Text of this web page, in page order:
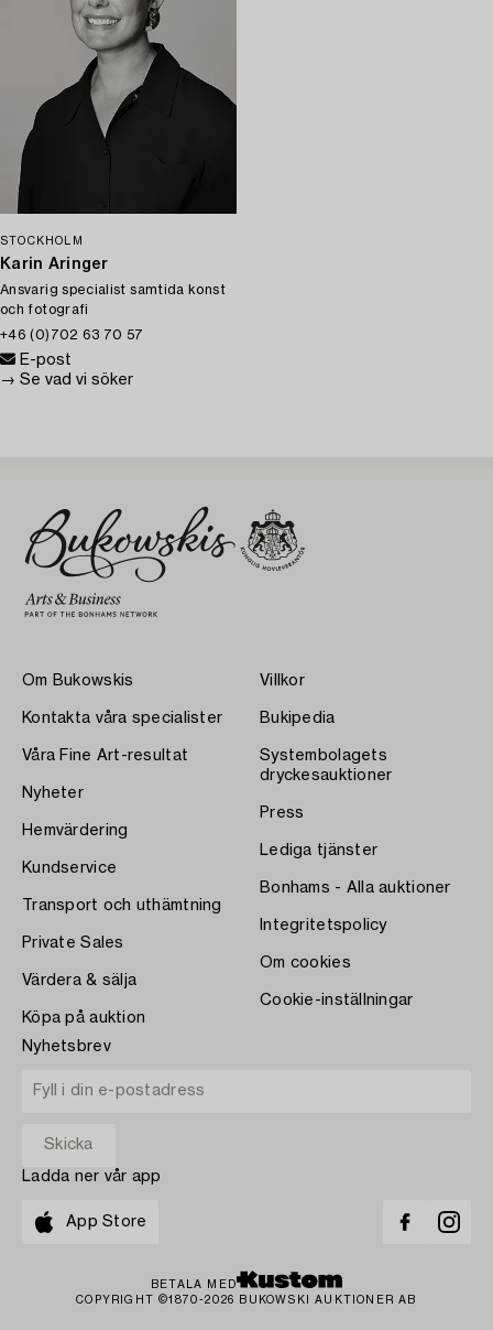
STOCKHOLM
Karin Aringer
Ansvarig specialist samtida konst
och fotografi
+46 (0)702 63 70 57
E-post
→ Se vad vi söker
Om Bukowskis
Kontakta våra specialister
Våra Fine Art-resultat
Nyheter
Hemvärdering
Kundservice
Transport och uthämtning
Private Sales
Värdera & sälja
Köpa på auktion
Villkor
Bukipedia
Systembolagets
dryckesauktioner
Press
Lediga tjänster
Bonhams - Alla auktioner
Integritetspolicy
Om cookies
Cookie-inställningar
Nyhetsbrev
Ladda ner vår app
App Store
BETALA MED
COPYRIGHT ©1870-2026 BUKOWSKI AUKTIONER AB